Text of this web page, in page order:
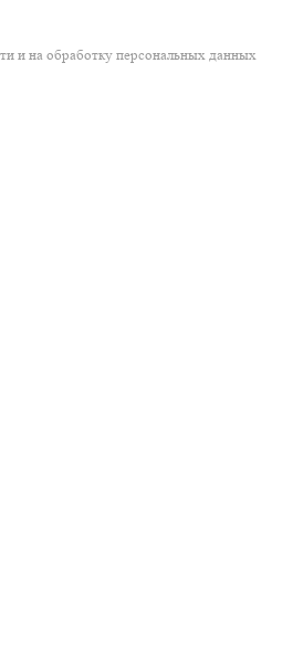
и на обработку персональных данных